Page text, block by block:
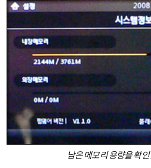
남은 메모리 용량을 확